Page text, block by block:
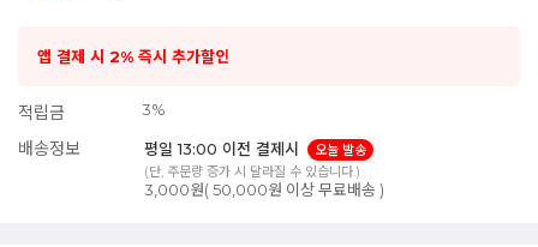
앱 결제 시 2% 즉시 추가할인
적립금 3%
배송정보 평일 13:00 이전 결제시
오늘 발송
(단, 주문량 증가 시 달라질 수 있습니다.)
3,000원( 50,000원 이상 무료배송 )